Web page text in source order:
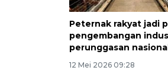
Peternak rakyat jadi
pengembangan
perunggasan nasional
12 Mei 2026 09:28